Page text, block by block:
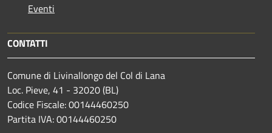
Eventi
CONTATTI
Comune di Livinallongo del Col di Lana
Loc. Pieve, 41 - 32020 (BL)
Codice Fiscale: 00144460250
Partita IVA: 00144460250